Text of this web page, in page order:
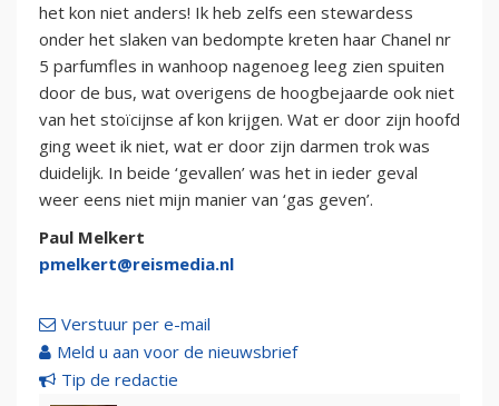
het kon niet anders! Ik heb zelfs een stewardess
onder het slaken van bedompte kreten haar Chanel nr
5 parfumfles in wanhoop nagenoeg leeg zien spuiten
door de bus, wat overigens de hoogbejaarde ook niet
van het stoïcijnse af kon krijgen. Wat er door zijn hoofd
ging weet ik niet, wat er door zijn darmen trok was
duidelijk. In beide ‘gevallen’ was het in ieder geval
weer eens niet mijn manier van ‘gas geven’.
Paul Melkert
pmelkert@reismedia.nl
Verstuur per e-mail
Meld u aan voor de nieuwsbrief
Tip de redactie